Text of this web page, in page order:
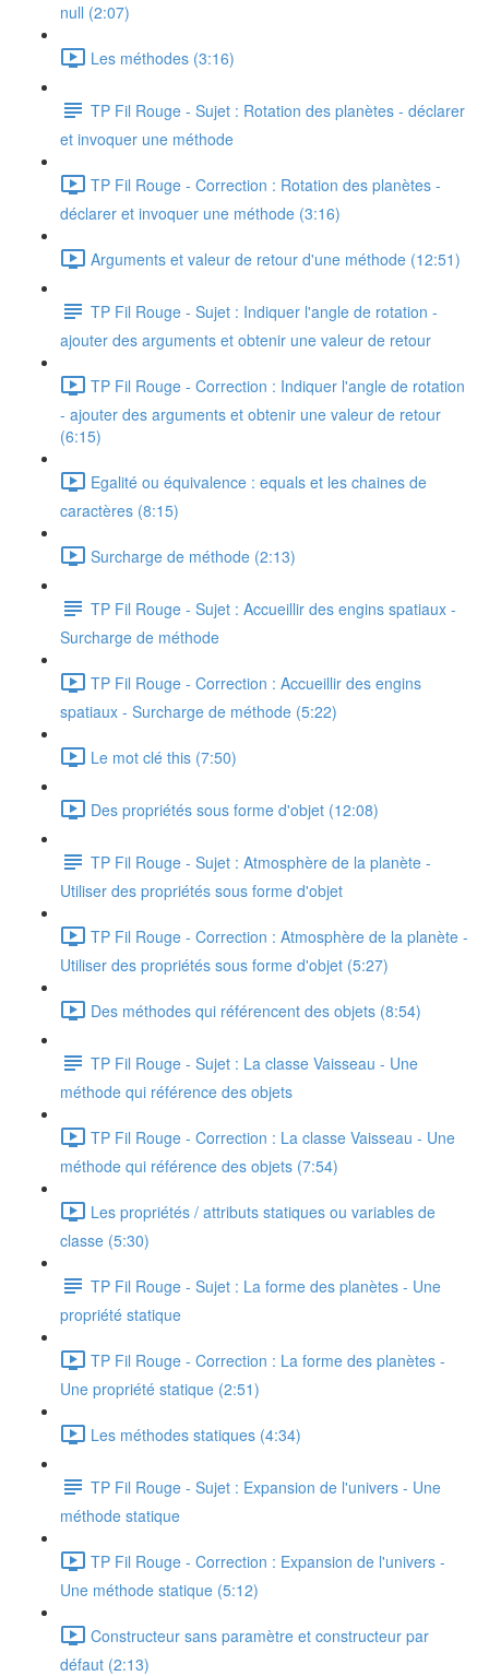
null (2:07)
Les méthodes (3:16)
TP Fil Rouge - Sujet : Rotation des planètes - déclarer
et invoquer une méthode
TP Fil Rouge - Correction : Rotation des planètes -
déclarer et invoquer une méthode (3:16)
Arguments et valeur de retour d'une méthode (12:51)
TP Fil Rouge - Sujet : Indiquer l'angle de rotation -
ajouter des arguments et obtenir une valeur de retour
TP Fil Rouge - Correction : Indiquer l'angle de rotation
- ajouter des arguments et obtenir une valeur de retour
(6:15)
Egalité ou équivalence : equals et les chaines de
caractères (8:15)
Surcharge de méthode (2:13)
TP Fil Rouge - Sujet : Accueillir des engins spatiaux -
Surcharge de méthode
TP Fil Rouge - Correction : Accueillir des engins
spatiaux - Surcharge de méthode (5:22)
Le mot clé this (7:50)
Des propriétés sous forme d'objet (12:08)
TP Fil Rouge - Sujet : Atmosphère de la planète -
Utiliser des propriétés sous forme d'objet
TP Fil Rouge - Correction : Atmosphère de la planète -
Utiliser des propriétés sous forme d'objet (5:27)
Des méthodes qui référencent des objets (8:54)
TP Fil Rouge - Sujet : La classe Vaisseau - Une
méthode qui référence des objets
TP Fil Rouge - Correction : La classe Vaisseau - Une
méthode qui référence des objets (7:54)
Les propriétés / attributs statiques ou variables de
classe (5:30)
TP Fil Rouge - Sujet : La forme des planètes - Une
propriété statique
TP Fil Rouge - Correction : La forme des planètes -
Une propriété statique (2:51)
Les méthodes statiques (4:34)
TP Fil Rouge - Sujet : Expansion de l'univers - Une
méthode statique
TP Fil Rouge - Correction : Expansion de l'univers -
Une méthode statique (5:12)
Constructeur sans paramètre et constructeur par
défaut (2:13)